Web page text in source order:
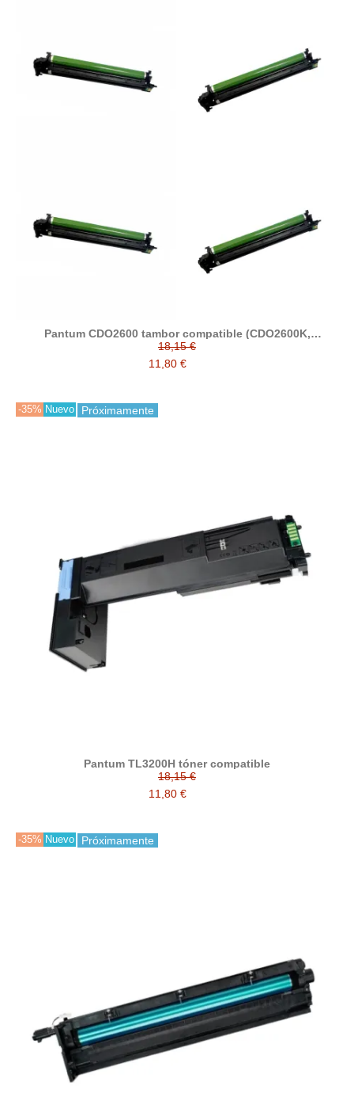
Pantum CDO2600 tambor compatible (CDO2600K,
CDO2600C, CDO2600M, CDO2600Y)
18,15 €
11,80 €
-35% Nuevo Próximamente
Pantum TL3200H tóner compatible
18,15 €
11,80 €
-35% Nuevo Próximamente